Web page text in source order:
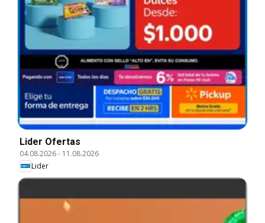
Lider Ofertas
04.08.2026- 11.08.2026
Lider